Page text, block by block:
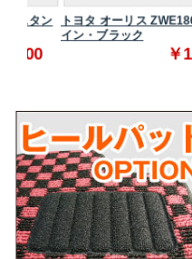
トヨタ オーリス ZWE186H
イン・ブラック
￥